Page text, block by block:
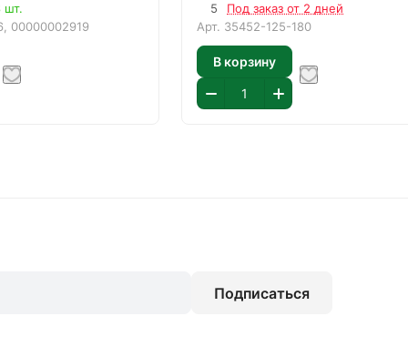
шт.
00000002919
5
Под заказ от 2 дней
Арт. 35452-125-180
В корзину
Подписаться